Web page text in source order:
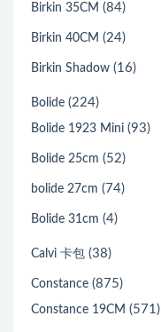
Birkin 35CM (84)
Birkin 40CM (24)
Birkin Shadow (16)
Bolide (224)
Bolide 1923 Mini (93)
Bolide 25cm (52)
bolide 27cm (74)
Bolide 31cm (4)
Calvi 卡包 (38)
Constance (875)
Constance 19CM (571)